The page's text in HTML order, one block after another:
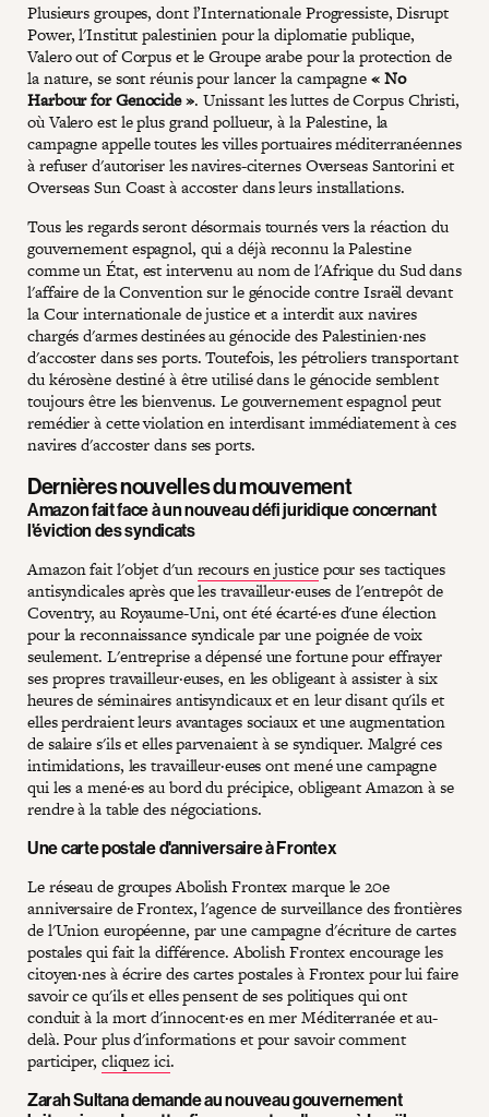
Plusieurs groupes, dont l’Internationale Progressiste, Disrupt
Power, l'Institut palestinien pour la diplomatie publique,
Valero out of Corpus et le Groupe arabe pour la protection de
la nature, se sont réunis pour lancer la campagne« No
Harbour for Genocide ». Unissant les luttes de Corpus Christi,
où Valero est le plus grand pollueur, à la Palestine, la
campagne appelle toutes les villes portuaires méditerranéennes
à refuser d'autoriser les navires-citernes Overseas Santorini et
Overseas Sun Coast à accoster dans leurs installations.
Tous les regards seront désormais tournés vers la réaction du
gouvernement espagnol, qui a déjà reconnu la Palestine
comme un État, est intervenu au nom de l'Afrique du Sud dans
l'affaire de la Convention sur le génocide contre Israël devant
la Cour internationale de justice et a interdit aux navires
chargés d'armes destinées au génocide des Palestinien·nes
d'accoster dans ses ports. Toutefois, les pétroliers transportant
du kérosène destiné à être utilisé dans le génocide semblent
toujours être les bienvenus. Le gouvernement espagnol peut
remédier à cette violation en interdisant immédiatement à ces
navires d'accoster dans ses ports.
Dernières nouvelles du mouvement
Amazon fait face à un nouveau défi juridique concernant
l'éviction des syndicats
Amazon fait l'objet d'unrecours en justicepour ses tactiques
antisyndicales après que les travailleur·euses de l'entrepôt de
Coventry, au Royaume-Uni, ont été écarté·es d'une élection
pour la reconnaissance syndicale par une poignée de voix
seulement. L'entreprise a dépensé une fortune pour effrayer
ses propres travailleur·euses, en les obligeant à assister à six
heures de séminaires antisyndicaux et en leur disant qu'ils et
elles perdraient leurs avantages sociaux et une augmentation
de salaire s'ils et elles parvenaient à se syndiquer. Malgré ces
intimidations, les travailleur·euses ont mené une campagne
qui les a mené·es au bord du précipice, obligeant Amazon à se
rendre à la table des négociations.
Une carte postale d'anniversaire à Frontex
Le réseau de groupes Abolish Frontex marque le 20e
anniversaire de Frontex, l'agence de surveillance des frontières
de l'Union européenne, par une campagne d'écriture de cartes
postales qui fait la différence. Abolish Frontex encourage les
citoyen·nes à écrire des cartes postales à Frontex pour lui faire
savoir ce qu'ils et elles pensent de ses politiques qui ont
conduit à la mort d'innocent·es en mer Méditerranée et au-
delà. Pour plus d'informations et pour savoir comment
participer, cliquez ici.
Zarah Sultana demande au nouveau gouvernement